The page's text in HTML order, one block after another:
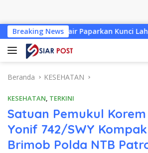
Langsung
ke
konten
Breaking News
Paparkan Kunci Lahirkan Generasi
Beranda KESEHATAN
KESEHATAN, TERKINI
Satuan Pemukul Korem
Yonif 742/SWY
Brimob Polda NTB